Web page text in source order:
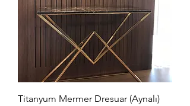
Titanyum Mermer Dresuar (Aynalı)